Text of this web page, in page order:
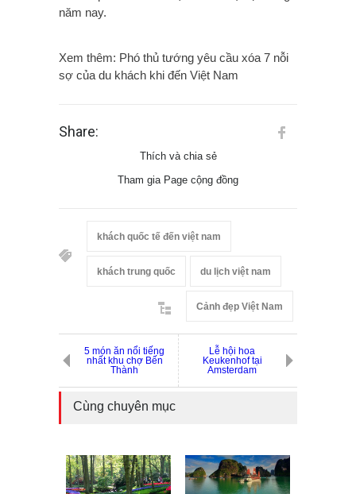
năm nay.
Xem thêm: Phó thủ tướng yêu cầu xóa 7 nỗi
sợ của du khách khi đến Việt Nam
Share:
Thích và chia sẻ
Tham gia Page cộng đồng
khách quốc tế đến việt nam
khách trung quốc du lịch việt nam
Cảnh đẹp Việt Nam
5 món ăn nổi tiếng
nhất khu chợ Bến
Thành
Lễ hội hoa
Keukenhof tại
Amsterdam
Cùng chuyên mục